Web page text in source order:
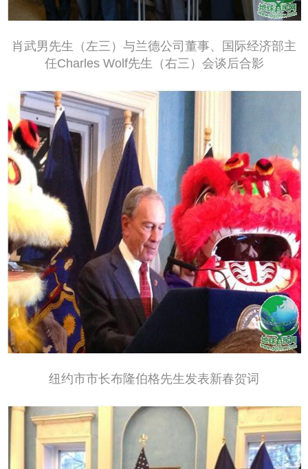
肖武男先生（左三）与兰德公司董事、国际经济部主
任Charles Wolf先生（右三）会谈后合影
纽约市市长布隆伯格先生发表新春贺词